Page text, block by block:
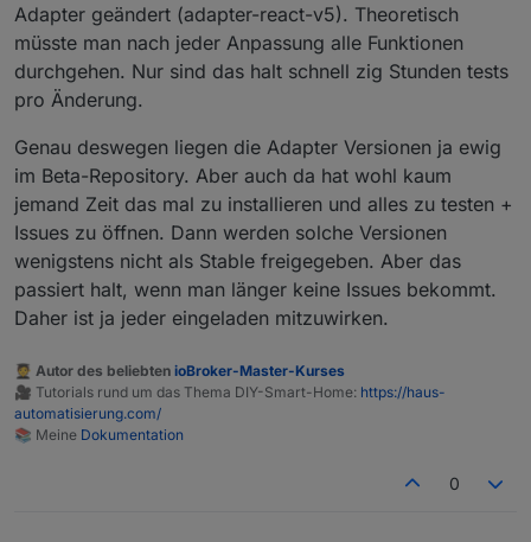
Adapter geändert (adapter-react-v5). Theoretisch
müsste man nach jeder Anpassung alle Funktionen
durchgehen. Nur sind das halt schnell zig Stunden tests
pro Änderung.
Genau deswegen liegen die Adapter Versionen ja ewig
im Beta-Repository. Aber auch da hat wohl kaum
jemand Zeit das mal zu installieren und alles zu testen +
Issues zu öffnen. Dann werden solche Versionen
wenigstens nicht als Stable freigegeben. Aber das
passiert halt, wenn man länger keine Issues bekommt.
Daher ist ja jeder eingeladen mitzuwirken.
🧑‍🎓 Autor des beliebten ioBroker-Master-Kurses
🎥 Tutorials rund um das Thema DIY-Smart-Home: https://haus-
automatisierung.com/
📚 Meine Dokumentation
0